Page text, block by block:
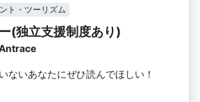
ト・ツーリズム
(独立支援制度あり)
ないあなたにぜひ読んでほしい！